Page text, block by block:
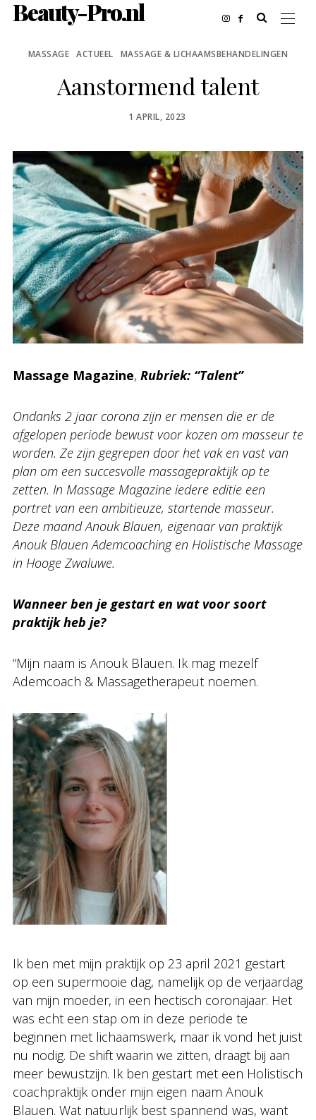
Beauty-Pro.nl
MASSAGE ACTUEEL MASSAGE & LICHAAMSBEHANDELINGEN
Aanstormend talent
POSTED
1 APRIL, 2023
Massage Magazine, Rubriek: “Talent”
Ondanks 2 jaar corona zijn er mensen die er de
afgelopen periode bewust voor kozen om masseur te
worden. Ze zijn gegrepen door het vak en vast van
plan om een succesvolle massagepraktijk op te
zetten. In Massage Magazine iedere editie een
portret van een ambitieuze, startende masseur.
Deze maand Anouk Blauen, eigenaar van praktijk
Anouk Blauen Ademcoaching en Holistische Massage
in Hooge Zwaluwe.
Wanneer ben je gestart en wat voor soort
praktijk heb je?
“Mijn naam is Anouk Blauen. Ik mag mezelf
Ademcoach & Massagetherapeut noemen.
Ik ben met mijn praktijk op 23 april 2021 gestart
op een supermooie dag, namelijk op de verjaardag
van mijn moeder, in een hectisch coronajaar. Het
was echt een stap om in deze periode te
beginnen met lichaamswerk, maar ik vond het juist
nu nodig. De shift waarin we zitten, draagt bij aan
meer bewustzijn. Ik ben gestart met een Holistisch
coachpraktijk onder mijn eigen naam Anouk
Blauen. Wat natuurlijk best spannend was, want